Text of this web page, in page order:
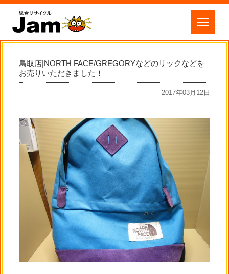
鳥取店|NORTH FACE/GREGORYなどのリックなどを
お売りいただきました！
2017年03月12日